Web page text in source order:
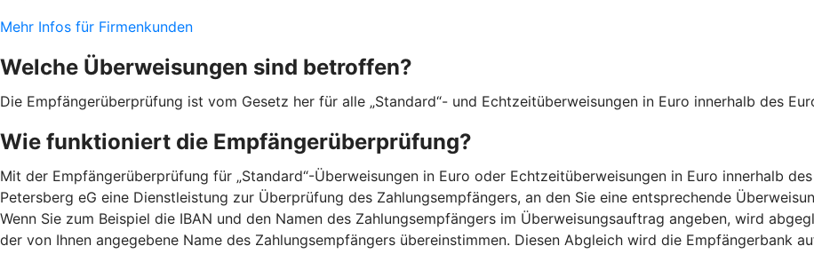
Mehr Infos für Firmenkunden
Welche Überweisungen sind betroffen?
Die Empfängerüberprüfung ist vom Gesetz her für alle „Standard“- und Echtzeitüberweisungen in Euro innerhalb des
Wie funktioniert die Empfängerüberprüfung?
Mit der Empfängerüberprüfung für „Standard“-Überweisungen in Euro oder Echtzeitüberweisungen in Euro innerhalb
Petersberg eG eine Dienstleistung zur Überprüfung des Zahlungsempfängers, an den Sie eine entsprechende
Wenn Sie zum Beispiel die IBAN und den Namen des Zahlungsempfängers im Überweisungsauftrag angeben, wird
der von Ihnen angegebene Name des Zahlungsempfängers übereinstimmen. Diesen Abgleich wird die Empfängerbank